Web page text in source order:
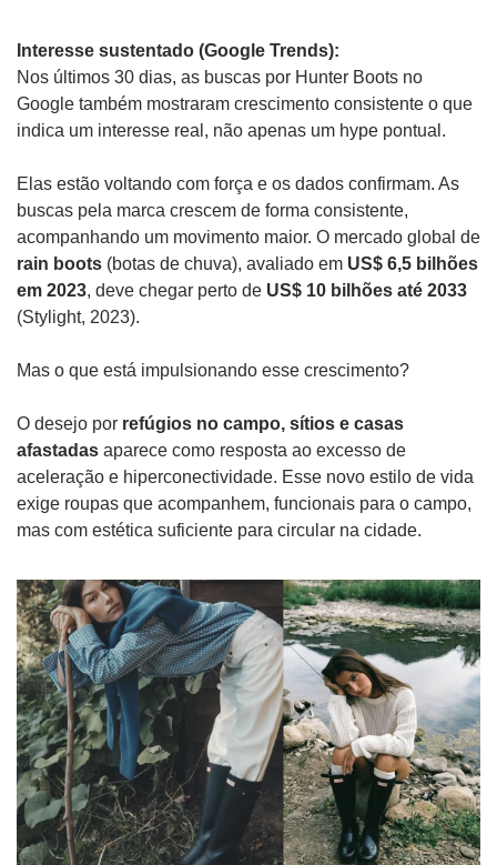
Interesse sustentado (Google Trends):
Nos últimos 30 dias, as buscas por Hunter Boots no
Google também mostraram crescimento consistente o que
indica um interesse real, não apenas um hype pontual.
Elas estão voltando com força e os dados confirmam. As
buscas pela marca crescem de forma consistente,
rain boots (botas de chuva), avaliado em US$ 6,5 bilhões
em 2023, deve chegar perto de US$ 10 bilhões até 2033
(Stylight, 2023).
Mas o que está impulsionando esse crescimento?
O desejo por refúgios no campo, sítios e casas
afastadas aparece como resposta ao excesso de
aceleração e hiperconectividade. Esse novo estilo de vida
exige roupas que acompanhem, funcionais para o campo,
mas com estética suficiente para circular na cidade.